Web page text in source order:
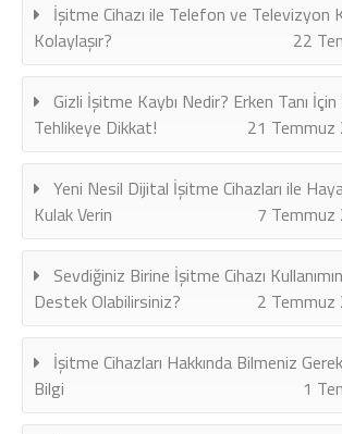
İşitme Cihazı ile Telefon ve Televizyon
Kolaylaşır?
22
Gizli İşitme Kaybı Nedir? Erken Tanı
Tehlikeye Dikkat!
21
Yeni Nesil Dijital İşitme Cihazları ile
Kulak Verin
7
Sevdiğiniz Birine İşitme Cihazı
Destek Olabilirsiniz?
2 Temmuz
İşitme Cihazları Hakkında Bilmeniz
Bilgi
1